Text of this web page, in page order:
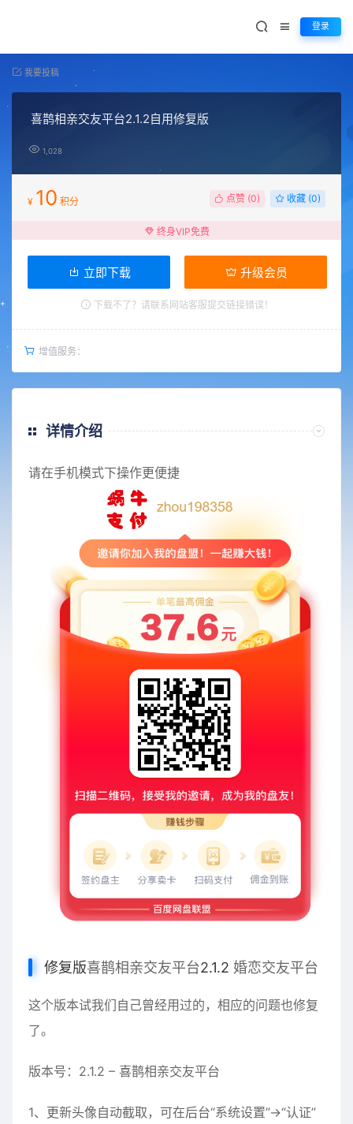
登录
我要投稿
喜鹊相亲交友平台2.1.2自用修复版
1,028
¥ 10 积分 点赞 (0) 收藏 (0)
终身VIP免费
立即下载 升级会员
下载不了？请联系网站客服提交链接错误！
增值服务：
详情介绍
请在手机模式下操作更便捷
修复版喜鹊相亲交友平台2.1.2 婚恋交友平台
这个版本试我们自己曾经用过的，相应的问题也修复
了。
版本号：2.1.2 – 喜鹊相亲交友平台
1、更新头像自动截取，可在后台“系统设置”->“认证”